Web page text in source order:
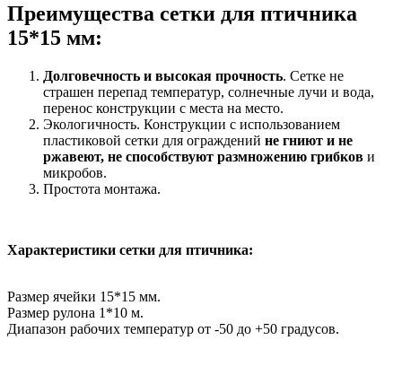
Преимущества сетки для птичника
15*15 мм:
Долговечность и высокая прочность. Сетке не
страшен перепад температур, солнечные лучи и вода,
перенос конструкции с места на место.
Экологичность. Конструкции с использованием
пластиковой сетки для ограждений не гниют и не
ржавеют, не способствуют размножению грибков и
микробов.
Простота монтажа.
Характеристики сетки для птичника:
Размер ячейки 15*15 мм.
Размер рулона 1*10 м.
Диапазон рабочих температур от -50 до +50 градусов.